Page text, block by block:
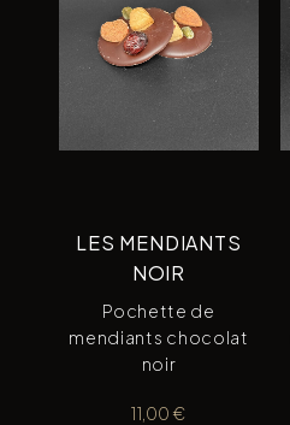
LES MENDIANTS
NOIR
Pochette de
mendiants chocolat
noir
11,00 €